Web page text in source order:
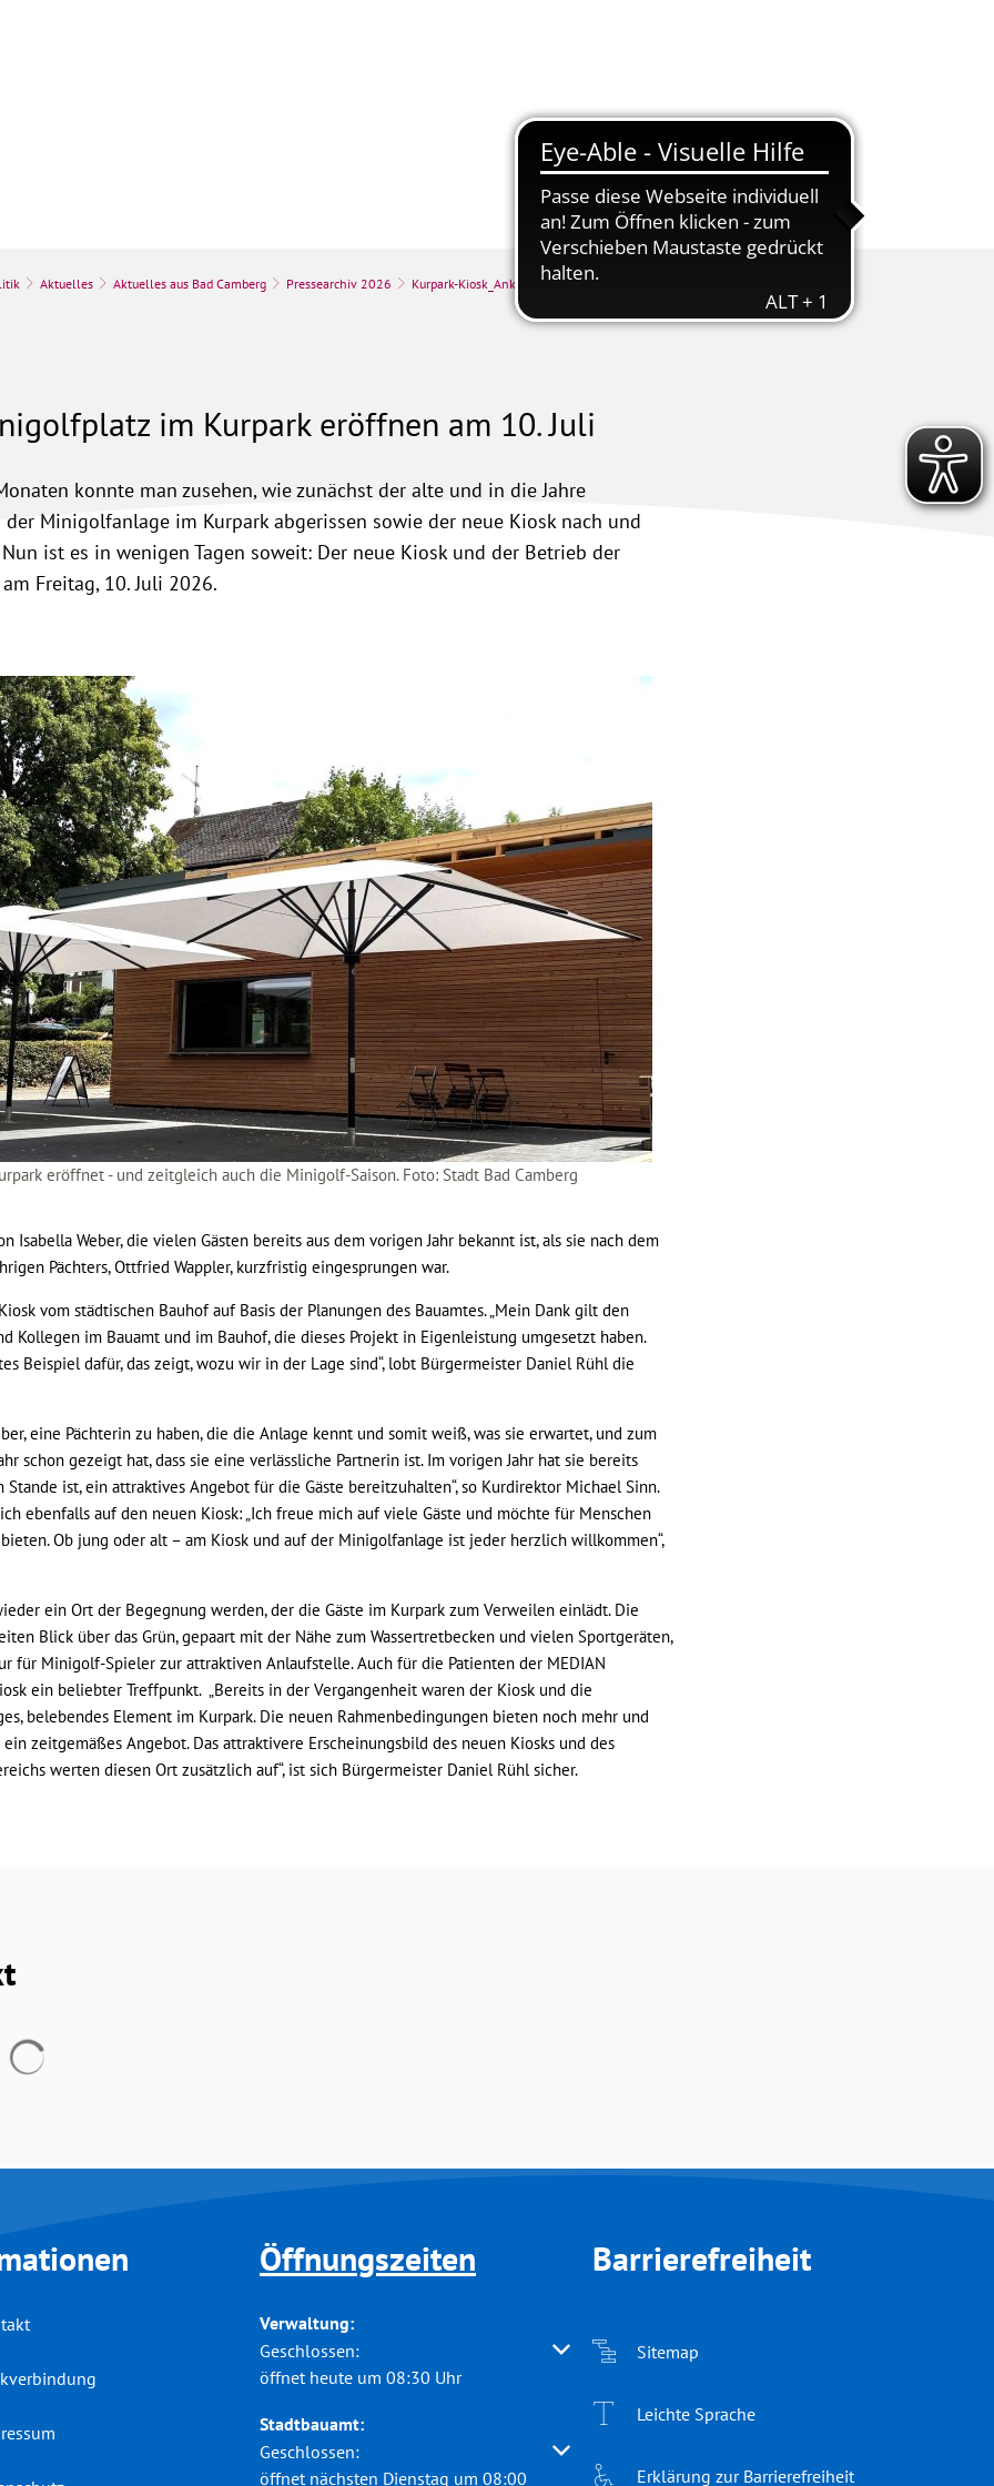
Bauen, Umwelt & Wirtschaft Kur & Tourismus
Aktuelles Aktuelles aus Bad Camberg Pressearchiv 2026 Kurpark-Kiosk_Ankündigung
im Kurpark eröffnen am 10. Juli
konnte man zusehen, wie zunächst der alte und in die Jahre
Minigolfanlage im Kurpark abgerissen sowie der neue Kiosk nach und
ist es in wenigen Tagen soweit: Der neue Kiosk und der Betrieb der
Freitag, 10. Juli 2026.
eröffnet - und zeitgleich auch die Minigolf-Saison. Foto: Stadt Bad Camberg
Isabella Weber, die vielen Gästen bereits aus dem vorigen Jahr bekannt ist, als sie nach dem
Pächters, Ottfried Wappler, kurzfristig eingesprungen war.
vom städtischen Bauhof auf Basis der Planungen des Bauamtes. „Mein Dank gilt den
Kollegen im Bauamt und im Bauhof, die dieses Projekt in Eigenleistung umgesetzt haben.
Beispiel dafür, das zeigt, wozu wir in der Lage sind“, lobt Bürgermeister Daniel Rühl die
eine Pächterin zu haben, die die Anlage kennt und somit weiß, was sie erwartet, und zum
schon gezeigt hat, dass sie eine verlässliche Partnerin ist. Im vorigen Jahr hat sie bereits
Stande ist, ein attraktives Angebot für die Gäste bereitzuhalten“, so Kurdirektor Michael Sinn.
ebenfalls auf den neuen Kiosk: „Ich freue mich auf viele Gäste und möchte für Menschen
Ob jung oder alt – am Kiosk und auf der Minigolfanlage ist jeder herzlich willkommen“,
ein Ort der Begegnung werden, der die Gäste im Kurpark zum Verweilen einlädt. Die
Blick über das Grün, gepaart mit der Nähe zum Wassertretbecken und vielen Sportgeräten,
für Minigolf-Spieler zur attraktiven Anlaufstelle. Auch für die Patienten der MEDIAN
ein beliebter Treffpunkt. „Bereits in der Vergangenheit waren der Kiosk und die
belebendes Element im Kurpark. Die neuen Rahmenbedingungen bieten noch mehr und
zeitgemäßes Angebot. Das attraktivere Erscheinungsbild des neuen Kiosks und des
werten diesen Ort zusätzlich auf“, ist sich Bürgermeister Daniel Rühl sicher.
Öffnungszeiten
Verwaltung:
Klicken, um weitere Öffnungs- oder Schließzeiten auszublenden
Geschlossen:
öffnet heute um 08:30 Uhr
Stadtbauamt:
Klicken, um weitere Öffnungs- oder Schließzeiten auszublenden
Geschlossen:
öffnet nächsten Dienstag um 08:00
Barrierefreiheit
Sitemap
Leichte Sprache
Erklärung zur Barrierefreiheit